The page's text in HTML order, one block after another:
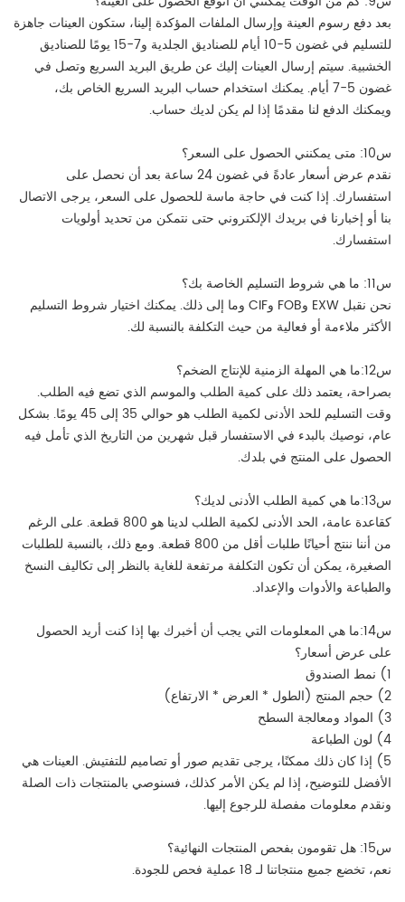
بعد دفع رسوم العينة وإرسال الملفات المؤكدة إلينا، ستكون العينات جاهزة
للتسليم في غضون 5-10 أيام للصناديق الجلدية و7-15 يومًا للصناديق
الخشبية. سيتم إرسال العينات إليك عن طريق البريد السريع وتصل في
غضون 5-7 أيام. يمكنك استخدام حساب البريد السريع الخاص بك،
ويمكنك الدفع لنا مقدمًا إذا لم يكن لديك حساب.
س10: متى يمكنني الحصول على السعر؟
نقدم عرض أسعار عادةً في غضون 24 ساعة بعد أن نحصل على
استفسارك. إذا كنت في حاجة ماسة للحصول على السعر، يرجى الاتصال
بنا أو إخبارنا في بريدك الإلكتروني حتى نتمكن من تحديد أولويات
استفسارك.
س11: ما هي شروط التسليم الخاصة بك؟
نحن نقبل EXW وFOB وCIF وما إلى ذلك. يمكنك اختيار شروط التسليم
الأكثر ملاءمة أو فعالية من حيث التكلفة بالنسبة لك.
س12:ما هي المهلة الزمنية للإنتاج الضخم؟
بصراحة، يعتمد ذلك على كمية الطلب والموسم الذي تضع فيه الطلب.
وقت التسليم للحد الأدنى لكمية الطلب هو حوالي 35 إلى 45 يومًا. بشكل
عام، نوصيك بالبدء في الاستفسار قبل شهرين من التاريخ الذي تأمل فيه
الحصول على المنتج في بلدك.
س13:ما هي كمية الطلب الأدنى لديك؟
كقاعدة عامة، الحد الأدنى لكمية الطلب لدينا هو 800 قطعة. على الرغم
من أننا ننتج أحيانًا طلبات أقل من 800 قطعة. ومع ذلك، بالنسبة للطلبات
الصغيرة، يمكن أن تكون التكلفة مرتفعة للغاية بالنظر إلى تكاليف النسخ
والطباعة والأدوات والإعداد.
س14:ما هي المعلومات التي يجب أن أخبرك بها إذا كنت أريد الحصول
على عرض أسعار؟
1) نمط الصندوق
2) حجم المنتج (الطول * العرض * الارتفاع)
3) المواد ومعالجة السطح
4) لون الطباعة
5) إذا كان ذلك ممكنًا، يرجى تقديم صور أو تصاميم للتفتيش. العينات هي
الأفضل للتوضيح، إذا لم يكن الأمر كذلك، فسنوصي بالمنتجات ذات الصلة
ونقدم معلومات مفصلة للرجوع إليها.
س15: هل تقومون بفحص المنتجات النهائية؟
نعم، تخضع جميع منتجاتنا لـ 18 عملية فحص للجودة.